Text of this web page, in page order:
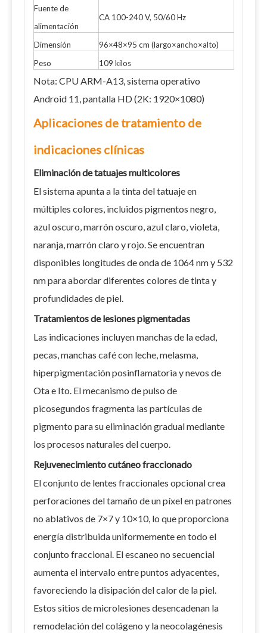
Fuente de
alimentación
CA 100-240 V, 50/60 Hz
Dimensión
96×48×95 cm (largo×ancho×alto)
Peso
109 kilos
Nota: CPU ARM-A13, sistema operativo
Android 11, pantalla HD (2K: 1920×1080)
Aplicaciones de tratamiento de
indicaciones clínicas
Eliminación de tatuajes multicolores
El sistema apunta a la tinta del tatuaje en
múltiples colores, incluidos pigmentos negro,
azul oscuro, marrón oscuro, azul claro, violeta,
naranja, marrón claro y rojo. Se encuentran
disponibles longitudes de onda de 1064 nm y 532
nm para abordar diferentes colores de tinta y
profundidades de piel.
Tratamientos de lesiones pigmentadas
Las indicaciones incluyen manchas de la edad,
pecas, manchas café con leche, melasma,
hiperpigmentación posinflamatoria y nevos de
Ota e Ito. El mecanismo de pulso de
picosegundos fragmenta las partículas de
pigmento para su eliminación gradual mediante
los procesos naturales del cuerpo.
Rejuvenecimiento cutáneo fraccionado
El conjunto de lentes fraccionales opcional crea
perforaciones del tamaño de un píxel en patrones
no ablativos de 7×7 y 10×10, lo que proporciona
energía distribuida uniformemente en todo el
conjunto fraccional. El escaneo no secuencial
aumenta el intervalo entre puntos adyacentes,
favoreciendo la disipación del calor de la piel.
Estos sitios de microlesiones desencadenan la
remodelación del colágeno y la neocolagénesis